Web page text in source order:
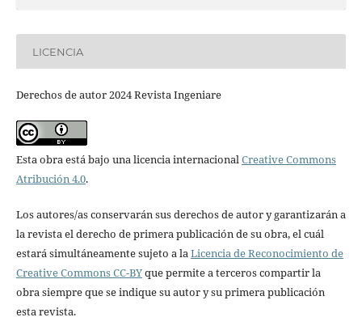
LICENCIA
Derechos de autor 2024 Revista Ingeniare
Esta obra está bajo una licencia internacionalCreative Commons
Atribución 4.0.
Los autores/as conservarán sus derechos de autor y garantizarán a
la revista el derecho de primera publicación de su obra, el cuál
estará simultáneamente sujeto a laLicencia de Reconocimiento de
Creative Commons CC-BYque permite a terceros compartir la
obra siempre que se indique su autor y su primera publicación
esta revista.